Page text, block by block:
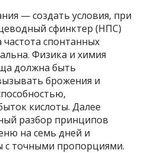
— создать условия, при
сфинктер (НПС)
частота спонтанных
Физика и химия
должна быть
брожения и
кислоты. Далее
разбор принципов
на семь дней и
с точными пропорциями.